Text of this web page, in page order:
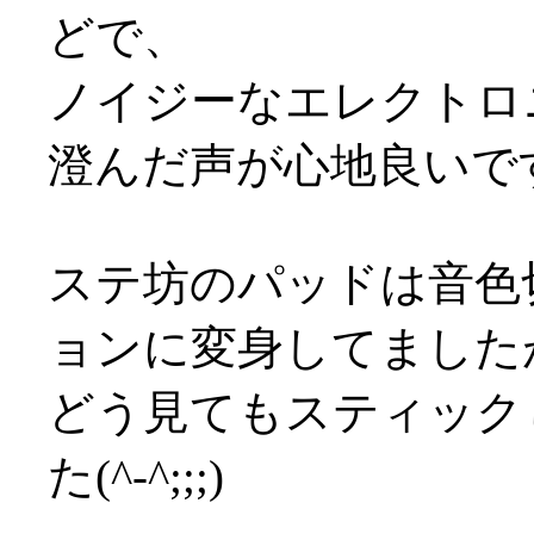
どで、
ノイジーなエレクト
澄んだ声が心地良い
ステ坊のパッドは音
ョンに変身してまし
どう見てもスティッ
た(^-^;;;)